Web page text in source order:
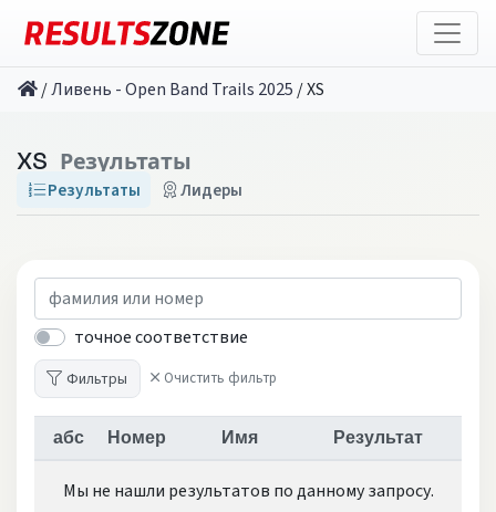
/Ливень - Open Band Trails 2025 /XS
XS Результаты
Результаты Лидеры
точное соответствие
Фильтры Очистить фильтр
абс Номер Имя Результат
Мы не нашли результатов по данному запросу.